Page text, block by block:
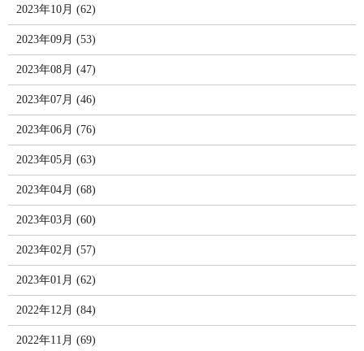
2023年10月 (62)
2023年09月 (53)
2023年08月 (47)
2023年07月 (46)
2023年06月 (76)
2023年05月 (63)
2023年04月 (68)
2023年03月 (60)
2023年02月 (57)
2023年01月 (62)
2022年12月 (84)
2022年11月 (69)